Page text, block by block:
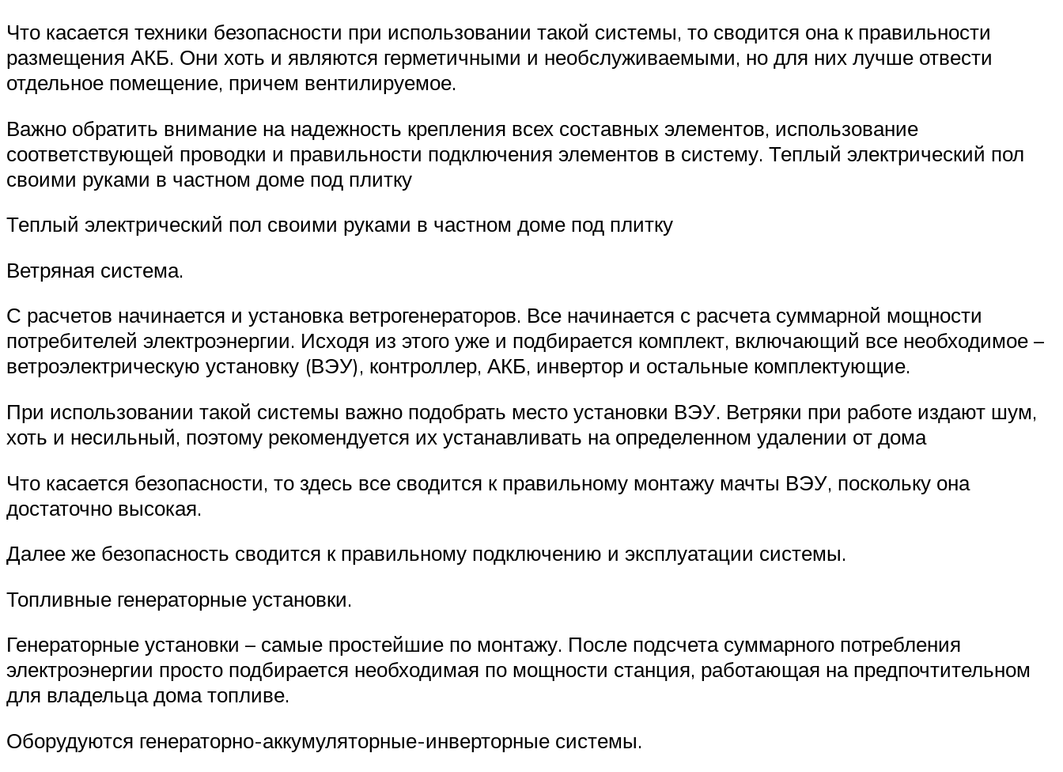
Что касается техники безопасности при использовании такой системы, то сводится она к правильности
размещения АКБ. Они хоть и являются герметичными и необслуживаемыми, но для них лучше отвести
отдельное помещение, причем вентилируемое.
Важно обратить внимание на надежность крепления всех составных элементов, использование
соответствующей проводки и правильности подключения элементов в систему. Теплый электрический пол
своими руками в частном доме под плитку
Теплый электрический пол своими руками в частном доме под плитку
Ветряная система.
С расчетов начинается и установка ветрогенераторов. Все начинается с расчета суммарной мощности
потребителей электроэнергии. Исходя из этого уже и подбирается комплект, включающий все необходимое –
ветроэлектрическую установку (ВЭУ), контроллер, АКБ, инвертор и остальные комплектующие.
При использовании такой системы важно подобрать место установки ВЭУ. Ветряки при работе издают шум,
хоть и несильный, поэтому рекомендуется их устанавливать на определенном удалении от дома
Что касается безопасности, то здесь все сводится к правильному монтажу мачты ВЭУ, поскольку она
достаточно высокая.
Далее же безопасность сводится к правильному подключению и эксплуатации системы.
Топливные генераторные установки.
Генераторные установки – самые простейшие по монтажу. После подсчета суммарного потребления
электроэнергии просто подбирается необходимая по мощности станция, работающая на предпочтительном
для владельца дома топливе.
Оборудуются генераторно-аккумуляторные-инверторные системы.